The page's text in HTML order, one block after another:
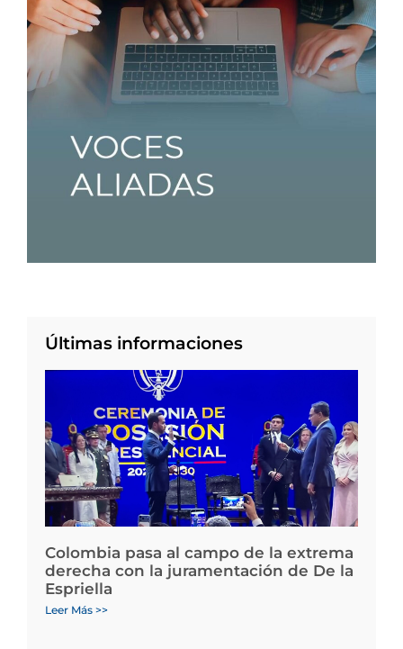
Últimas informaciones
Colombia pasa al campo de la extrema
derecha con la juramentación de De la
Espriella
Leer Más >>